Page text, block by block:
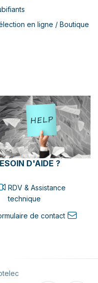
en ligne / Boutique
D'AIDE ?
RDV & Assistance
technique
de contact